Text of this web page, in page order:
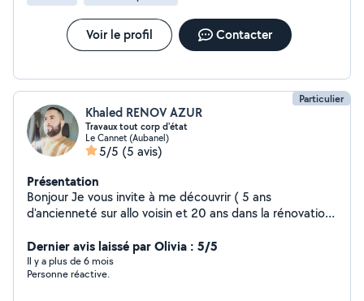
Voir le profil Contacter
Particulier
Khaled RENOV AZUR
Travaux tout corp d'état
Le Cannet (Aubanel)
5/5 (5 avis)
Présentation
Bonjour Je vous invite à me découvrir ( 5 ans
d'ancienneté sur allo voisin et 20 ans dans la rénovation)
mes travaux https://azurrenov006-ux.github.io/AZUR-
RENOVATION-/ Avec plaisir de vous aidez à réaliser vos
projet et vos rêves de A à Z De la maçonnerie vers la
Dernier avis laissé par Olivia : 5/5
Il y a plus de 6 mois
Personne réactive.